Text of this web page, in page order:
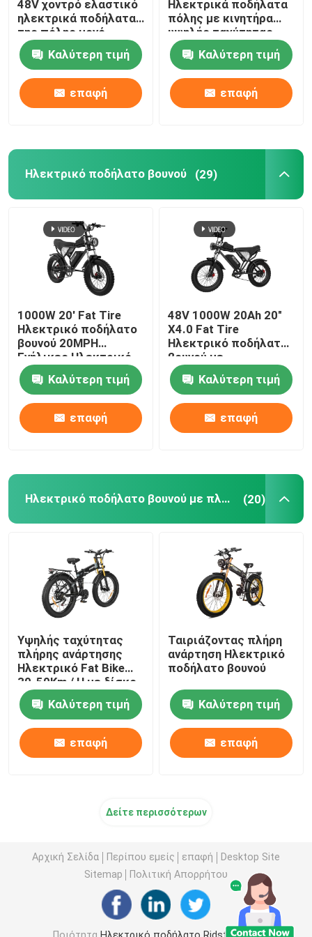
26 ιντσών ηλεκτρικό ποδήλατο
48V χοντρό ελαστικό
ηλεκτρικά ποδήλατα
της πόλης μονό
ταχύτητα
Καλύτερη τιμή
επαφή
Ηλεκτρικά ποδήλατα
πόλης με κινητήρα
υψηλής ταχύτητας
χωρίς βούρτσα
Καλύτερη τιμή
επαφή
Ηλεκτρικό ποδήλατο βουνού (29)
1000W 20' Fat Tire
Ηλεκτρικό ποδήλατο
βουνού 20MPH
Ενήλικες Ηλεκτρικό
ποδήλατο
Καλύτερη τιμή
επαφή
48V 1000W 20Ah 20"
X4.0 Fat Tire
Ηλεκτρικό ποδήλατο
βουνού με
αφαιρούμενη
μπαταρίαΚαλύτερη τιμή
επαφή
Ηλεκτρικό ποδήλατο βουνού με πλήρη ανάρτηση (20)
Υψηλής ταχύτητας
πλήρης ανάρτησης
Ηλεκτρικό Fat Bike
30-50Km / H με δίσκο
φρένο
Καλύτερη τιμή
επαφή
Ταιριάζοντας πλήρη
ανάρτηση Ηλεκτρικό
ποδήλατο βουνού
Καλύτερη τιμή
επαφή
Δείτε περισσότερων
Αρχική Σελίδα Περίπου εμείς επαφή
Desktop Site
Sitemap
Πολιτική Απορρήτου